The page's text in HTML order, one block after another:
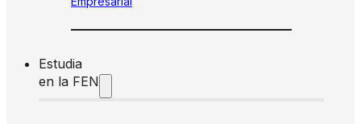
Estudia
en la FEN